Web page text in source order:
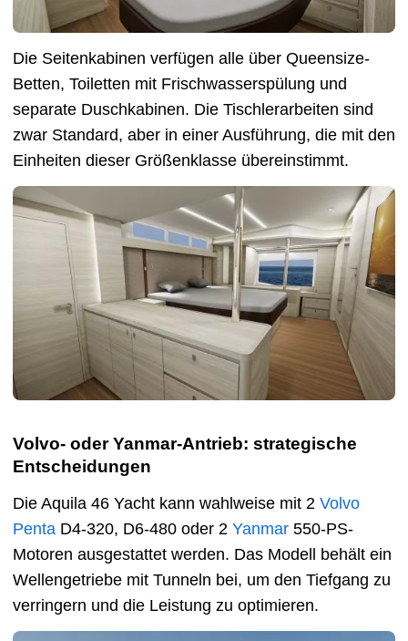
Die Seitenkabinen verfügen alle über Queensize-
Betten, Toiletten mit Frischwasserspülung und
separate Duschkabinen. Die Tischlerarbeiten sind
zwar Standard, aber in einer Ausführung, die mit den
Einheiten dieser Größenklasse übereinstimmt.
Volvo- oder Yanmar-Antrieb: strategische
Entscheidungen
Die Aquila 46 Yacht kann wahlweise mit 2 Volvo
Penta D4-320, D6-480 oder 2 Yanmar 550-PS-
Motoren ausgestattet werden. Das Modell behält ein
Wellengetriebe mit Tunneln bei, um den Tiefgang zu
verringern und die Leistung zu optimieren.